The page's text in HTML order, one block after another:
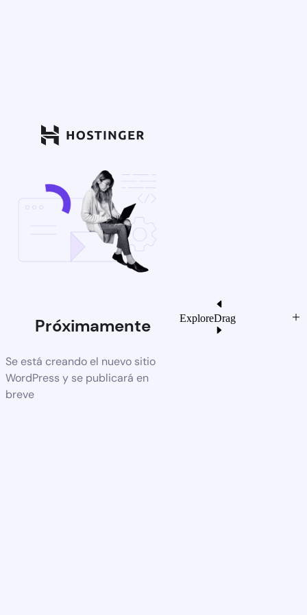
Próximamente
Se está creando el nuevo sitio
WordPress y se publicará en
breve
ExploreDrag